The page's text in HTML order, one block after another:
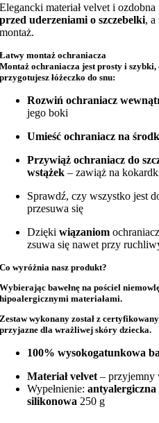
Elegancki materiał velvet i
przed uderzeniami o szczebelki, a
montaż.
Łatwy montaż ochraniacza
Montaż ochraniacza jest prosty i
przygotujesz łóżeczko do snu:
Rozwiń ochraniacz
jego boki
Umieść ochraniacz na
Przywiąż ochraniacz do
wstążek – zawiąż na
Sprawdź, czy wszystko jest
przesuwa się
Dziękiwiązaniom
zsuwa się nawet przy
Co wyróżnia nasz produkt?
Wybierając bawełnę napościel
hipoalergicznymi materiałami.
Zestaw wykonany został z
przyjazne dla wrażliwej skóry dziecka.
100% wysokogatunkowa
Materiał velvet– przyjemny
Wypełnienie:
silikonowa 250 g